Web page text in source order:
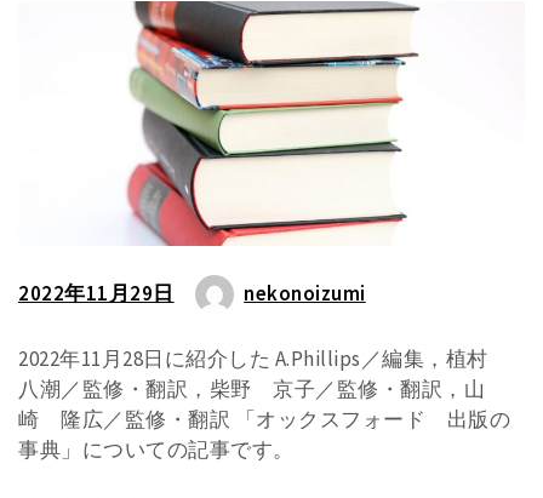
2022年11月29日 nekonoizumi
2022年11月28日に紹介した A.Phillips／編集，植村
八潮／監修・翻訳，柴野 京子／監修・翻訳，山
崎 隆広／監修・翻訳 「オックスフォード 出版の
事典」についての記事です。